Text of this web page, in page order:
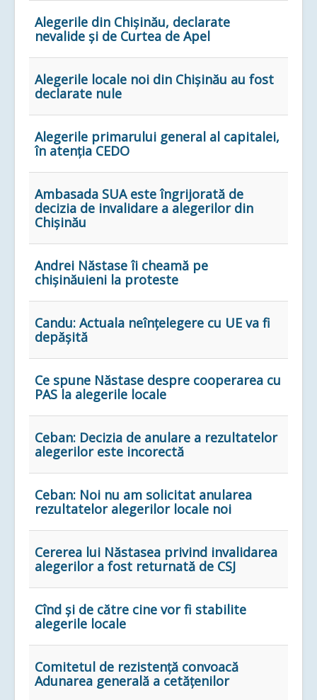
Alegerile din Chișinău, declarate
nevalide și de Curtea de Apel
Alegerile locale noi din Chișinău au fost
declarate nule
Alegerile primarului general al capitalei,
în atenția CEDO
Ambasada SUA este îngrijorată de
decizia de invalidare a alegerilor din
Chișinău
Andrei Năstase îi cheamă pe
chişinăuieni la proteste
Candu: Actuala neînţelegere cu UE va fi
depăşită
Ce spune Năstase despre cooperarea cu
PAS la alegerile locale
Ceban: Decizia de anulare a rezultatelor
alegerilor este incorectă
Ceban: Noi nu am solicitat anularea
rezultatelor alegerilor locale noi
Cererea lui Năstasea privind invalidarea
alegerilor a fost returnată de CSJ
Cînd și de către cine vor fi stabilite
alegerile locale
Comitetul de rezistență convoacă
Adunarea generală a cetățenilor